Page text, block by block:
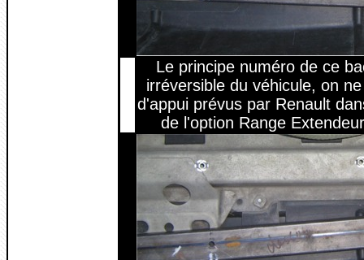
Le principe numéro de ce
irréversible du véhicule, on
d'appui prévus par Renault
de l'option Range